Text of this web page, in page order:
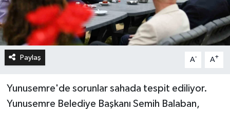
Paylaş A- A+
Yunusemre'de sorunlar sahada tespit ediliyor.
Yunusemre Belediye Başkanı Semih Balaban,